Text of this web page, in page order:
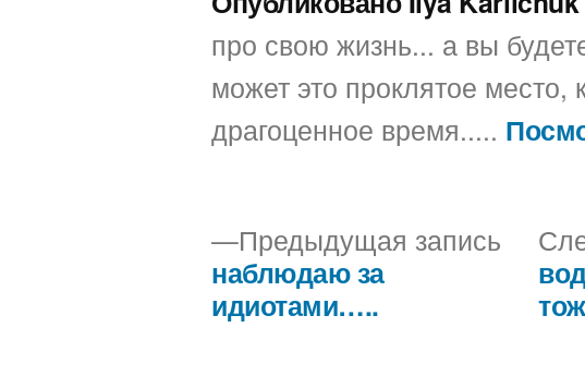
про свою жизнь... а вы
может это проклятое место,
драгоценное время.....
Навигация
Предыдущая запись
наблюдаю за
идиотами…..